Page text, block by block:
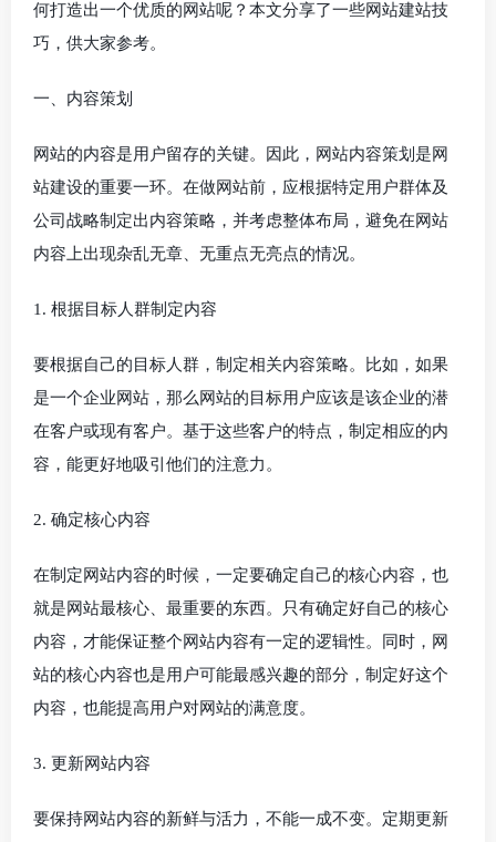
何打造出一个优质的网站呢？本文分享了一些网站建站技
巧，供大家参考。
一、内容策划
网站的内容是用户留存的关键。因此，网站内容策划是网
站建设的重要一环。在做网站前，应根据特定用户群体及
公司战略制定出内容策略，并考虑整体布局，避免在网站
内容上出现杂乱无章、无重点无亮点的情况。
1. 根据目标人群制定内容
要根据自己的目标人群，制定相关内容策略。比如，如果
是一个企业网站，那么网站的目标用户应该是该企业的潜
在客户或现有客户。基于这些客户的特点，制定相应的内
容，能更好地吸引他们的注意力。
2. 确定核心内容
在制定网站内容的时候，一定要确定自己的核心内容，也
就是网站最核心、最重要的东西。只有确定好自己的核心
内容，才能保证整个网站内容有一定的逻辑性。同时，网
站的核心内容也是用户可能最感兴趣的部分，制定好这个
内容，也能提高用户对网站的满意度。
3. 更新网站内容
要保持网站内容的新鲜与活力，不能一成不变。定期更新